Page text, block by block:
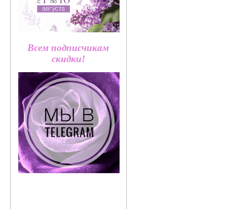
Всем подписчикам
скидки!